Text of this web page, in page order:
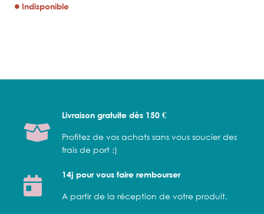
Indisponible
Livraison gratuite dès 150 €
Profitez de vos achats sans vous soucier des
frais de port :)
14j pour vous faire rembourser
A partir de la réception de votre produit.